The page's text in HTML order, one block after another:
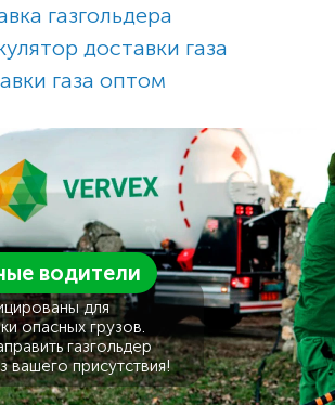
газгольдера
доставки газа
газа оптом
водители
для
опасных грузов.
газгольдер
вашего присутствия!